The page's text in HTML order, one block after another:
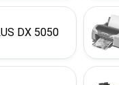
DX 5050